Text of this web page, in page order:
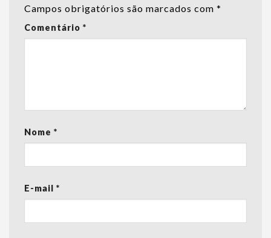
Campos obrigatórios são marcados com *
Comentário *
Nome *
E-mail *